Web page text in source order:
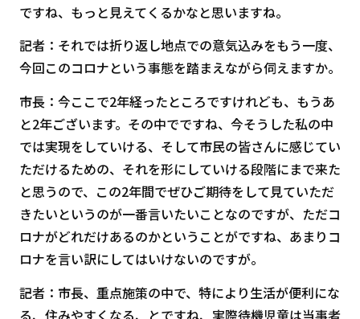
ですね、もっと見えてくるかなと思いますね。
記者：それでは折り返し地点での意気込みをもう一度、
今回このコロナという事態を踏まえながら伺えますか。
市長：今ここで2年経ったところですけれども、もうあ
と2年ございます。その中でですね、今そうした私の中
では実現をしていける、そして市民の皆さんに感じてい
ただけるための、それを形にしていける段階にまで来た
と思うので、この2年間でぜひご期待をして見ていただ
きたいというのが一番言いたいことなのですが、ただコ
ロナがどれだけあるのかということがですね、あまりコ
ロナを言い訳にしてはいけないのですが。
記者：市長、重点施策の中で、特により生活が便利にな
る、住みやすくなる、とですね、実際待機児童は当事者